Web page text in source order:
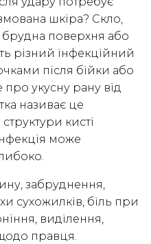
шкіра? Скло,
брудна поверхня або
різний інфекційний
після бійки або
укусну рану від
називає це
кисті
може
забруднення,
сухожилків, біль при
виділення,
правця.